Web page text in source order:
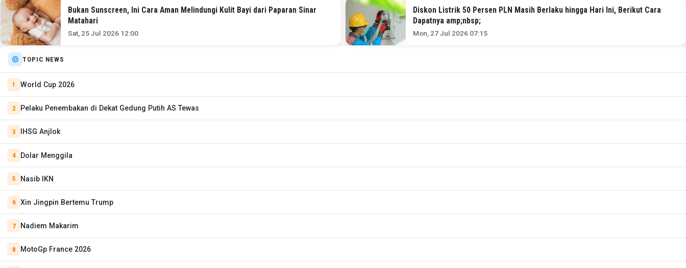
Bukan Sunscreen, Ini Cara Aman Melindungi Kulit Bayi dari Paparan Sinar
Matahari
Sat, 25 Jul 2026 12:00
Diskon Listrik 50 Persen PLN Masih Berlaku hingga Hari Ini, Berikut Cara
Dapatnya amp;nbsp;
Mon, 27 Jul 2026 07:15
TOPIC NEWS
World Cup 2026
Pelaku Penembakan di Dekat Gedung Putih AS Tewas
IHSG Anjlok
Dolar Menggila
Nasib IKN
Xin Jingpin Bertemu Trump
Nadiem Makarim
MotoGp France 2026